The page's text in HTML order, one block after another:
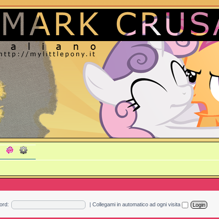
|Collegami in automatico ad ogni visita